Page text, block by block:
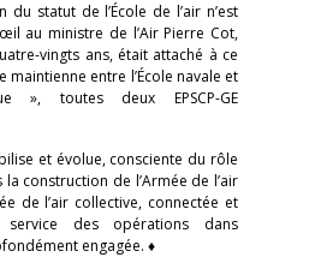
du statut de l’École de l’air n’est
au ministre de l’Air Pierre Cot,
vingts ans, était attaché à ce
maintienne entre l’École navale et
», toutes deux EPSCP-GE
et évolue, consciente du rôle
construction de l’Armée de l’air
de l’air collective, connectée et
des opérations dans
engagée. ♦